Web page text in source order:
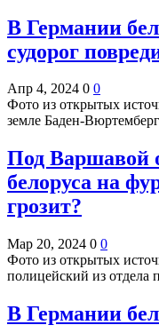
В Германии
судорог
Апр 4, 2024 0 0
Фото из открытых
земле Баден-
Под Варшавой
белоруса на
грозит?
Мар 20, 2024 0 0
Фото из открытых
полицейский из отдела
В Германии